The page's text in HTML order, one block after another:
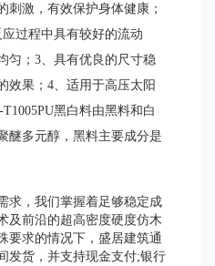
刺激，有效保护身体健康；
过程中具有较好的流动
匀；3、具有优良的尺寸稳
效果；4、适用于高压太阳
黑白料由黑料和白
醚多元醇，黑料主要成分是
求，我们掌握着足够稳定成
及前沿的超高密度硬度仿木
要求的情况下，盛居建筑通
发货，并支持现金支付;银行